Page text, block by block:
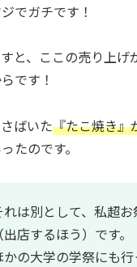
でガチです！
と、ここの売り上げ
です！
ばいた『たこ焼き』
たのです。
れは別として、私超
（出店するほう）です。
かの大学の学祭にも